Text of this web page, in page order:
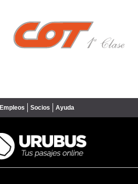
Empleos Socios Ayuda